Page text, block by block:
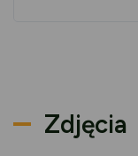
Zdjęcia